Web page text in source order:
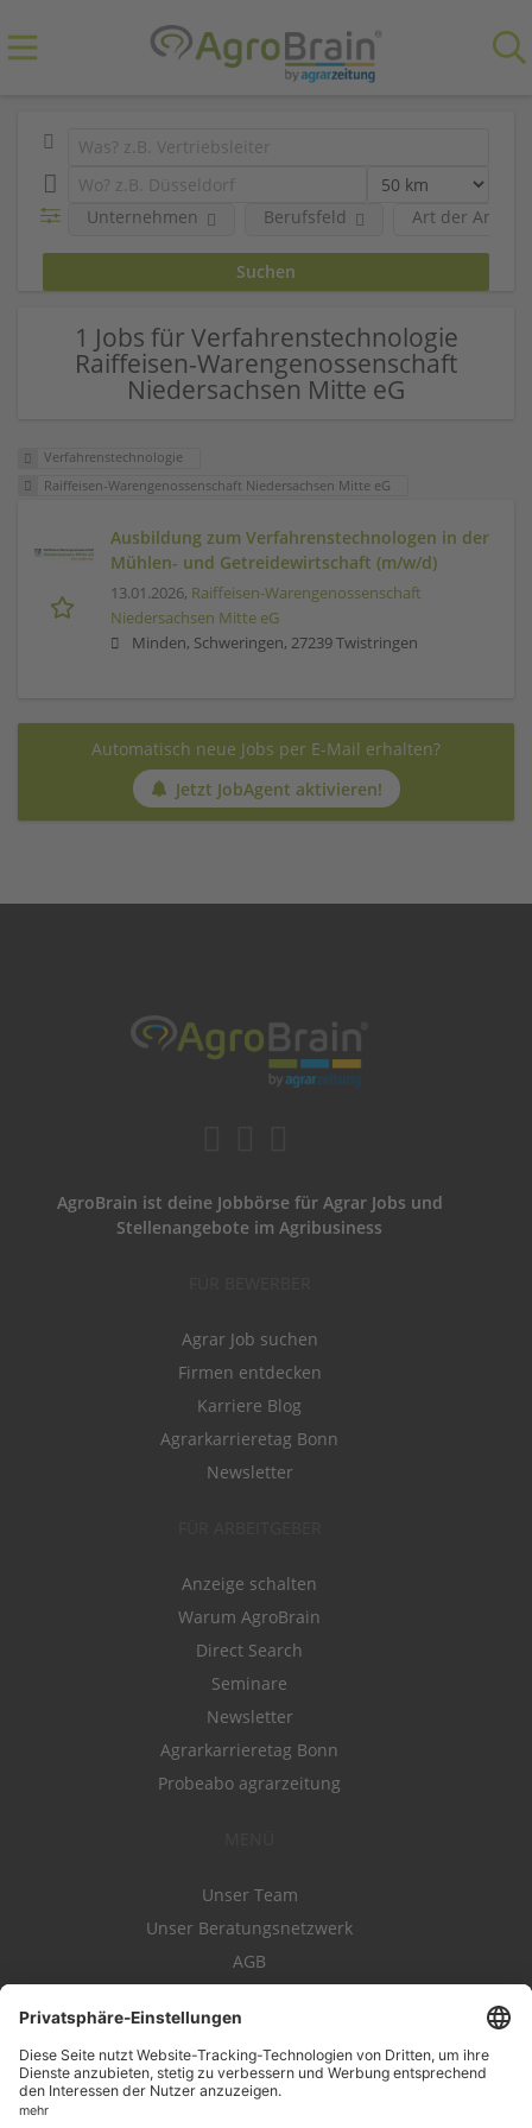
Art der
Unternehmen Berufsfeld
1 Jobs für Verfahrenstechnologie
Raiffeisen-Warengenossenschaft
Niedersachsen Mitte eG
Verfahrenstechnologie
Raiffeisen-Warengenossenschaft Niedersachsen Mitte eG
Ausbildung zum Verfahrenstechnologen in der
Mühlen- und Getreidewirtschaft (m/w/d)
13.01.2026, Raiffeisen-Warengenossenschaft
Niedersachsen Mitte eG
Minden, Schweringen, 27239 Twistringen
Automatisch neue Jobs per E-Mail erhalten?
Jetzt JobAgent aktivieren!
AgroBrain ist deine Jobbörse für Agrar Jobs und
Stellenangebote im Agribusiness
Agrar Job suchen
Firmen entdecken
Karriere Blog
Agrarkarrieretag Bonn
Newsletter
Anzeige schalten
Warum AgroBrain
Direct Search
Seminare
Newsletter
Agrarkarrieretag Bonn
Probeabo agrarzeitung
Unser Team
Unser Beratungsnetzwerk
AGB
Datenschutz
Impressum
Kontakt